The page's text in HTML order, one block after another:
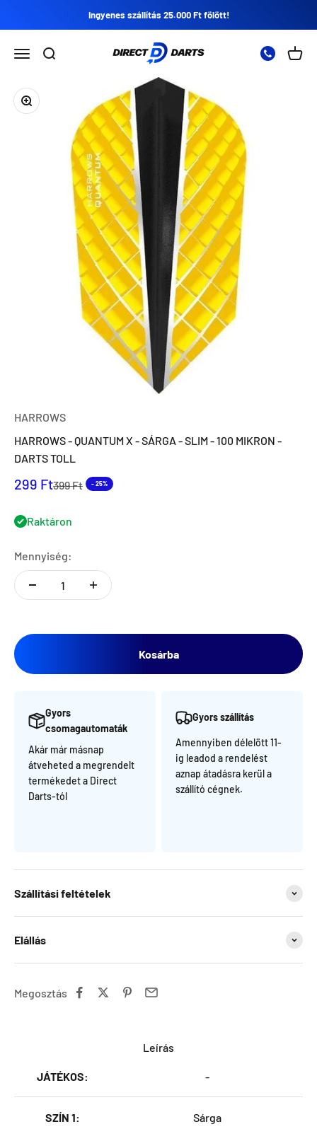
Ingyenes szállítás 25.000 Ft fölött!
Nyissa meg a navigációs menüt
Nyissa meg a keresést
Direct Darts
Zoomolás
HARROWS
HARROWS - QUANTUM X - SÁRGA - SLIM - 100 MIKRON -
DARTS TOLL
Eladási ár
299 FtNormál ár
399 Ft - 25%
Raktáron
Mennyiség:
Kosárba
Gyors
csomagautomaták
Akár már másnap
átveheted a megrendelt
termékedet a Direct
Darts-tól
Gyors szállítás
Amennyiben délelött 11-
ig leadod a rendelést
aznap átadásra kerül a
szállító cégnek.
Szállítási feltételek
Elállás
Megosztás
Leírás
JÁTÉKOS: -
SZÍN 1: Sárga